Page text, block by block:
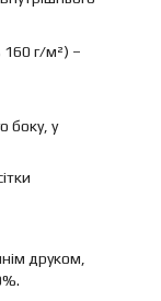
160 г/м²) –
боку, у
друком,